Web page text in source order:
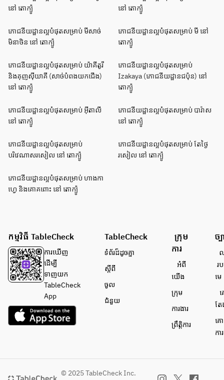
នៅ តោក្យ៉ូ
នៅ តោក្យ៉ូ
ភោជនីយដ្ឋានល្អបំផុតសម្រាប់ មីសាច់
មិនាថិន នៅ តោក្យ៉ូ
ភោជនីយដ្ឋានល្អបំផុតសម្រាប់ មី នៅ
តោក្យ៉ូ
ភោជនីយដ្ឋានល្អបំផុតសម្រាប់ យ៉ាគីតូរី
និងគុញសុីយាគី (សាច់បំពងយកជើង)
នៅ តោក្យ៉ូ
ភោជនីយដ្ឋានល្អបំផុតសម្រាប់
Izakaya (ភោជនីយដ្ឋានជប៉ុន) នៅ
តោក្យ៉ូ
ភោជនីយដ្ឋានល្អបំផុតសម្រាប់ អ៊ីតាលី
នៅ តោក្យ៉ូ
ភោជនីយដ្ឋានល្អបំផុតសម្រាប់ បារ៉ាស
នៅ តោក្យ៉ូ
ភោជនីយដ្ឋានល្អបំផុតសម្រាប់
បរិវេណាសរសៀល នៅ តោក្យ៉ូ
ភោជនីយដ្ឋានល្អបំផុតសម្រាប់ តែថ្ងៃ
រសៀល នៅ តោក្យ៉ូ
ភោជនីយដ្ឋានល្អបំផុតសម្រាប់ ហាងកា
ហ្វេ និងគោគពោះ នៅ តោក្យ៉ូ
កម្មវិធី TableCheck
ការ​ឃើញ
ដើម្បី​
ទាញយក
TableCheck
App
TableCheck
ទំព័រ​ដ៏ដូចគ្នា
ស្តីពី
ចូល
ជំនួយ
ក្រុម
ការ
អំពី​
យើង
ក្រុម
ការងារ
ព្រឹត្តិការ
ច្
រ
មេ
តែ
គ
កា
© 2025 TableCheck Inc.